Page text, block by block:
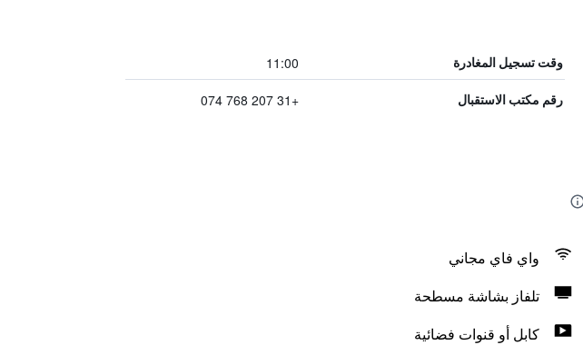
وقت تسجيل المغادرة 11:00
رقم مكتب الاستقبال +31 207 768 074
واي فاي مجاني
تلفاز بشاشة مسطحة
كابل أو قنوات فضائية